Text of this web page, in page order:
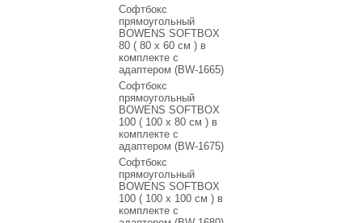
Софтбокс
прямоугольный
BOWENS SOFTBOX
80 ( 80 x 60 см ) в
комплекте с
адаптером (BW-1665)
Софтбокс
прямоугольный
BOWENS SOFTBOX
100 ( 100 x 80 см ) в
комплекте с
адаптером (BW-1675)
Софтбокс
прямоугольный
BOWENS SOFTBOX
100 ( 100 x 100 см ) в
комплекте с